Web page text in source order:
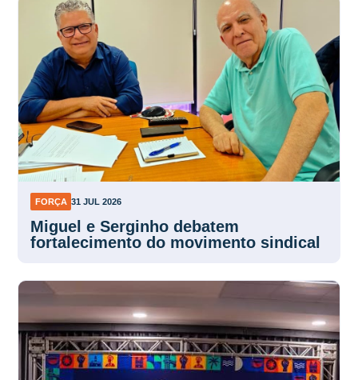
FORÇA 31 JUL 2026
Miguel e Serginho debatem
fortalecimento do movimento sindical